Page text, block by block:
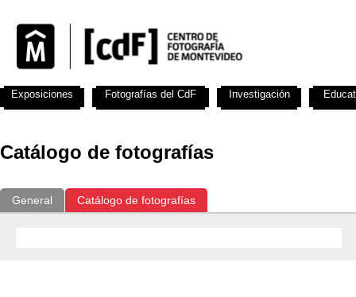
Catálogo de fotografías
General Catálogo de fotografías
Exposiciones Fotografías del CdF Investigación